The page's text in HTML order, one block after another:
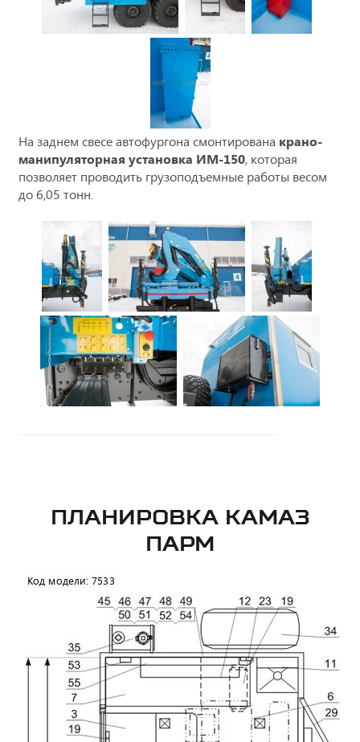
На заднем свесе автофургона смонтирована крано-
манипуляторная установка ИМ-150, которая
позволяет проводить грузоподъемные работы весом
до 6,05 тонн.
ПЛАНИРОВКА КАМАЗ
ПАРМ